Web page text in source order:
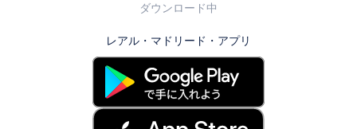
ダウンロード中
レアル・マドリード・アプリ